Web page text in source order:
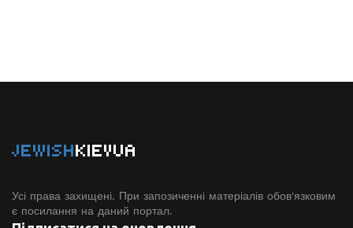
JEWISHKIEVUA
Усі права захищені. При запозиченні матеріалів обов'язковим
є посилання на даний портал.